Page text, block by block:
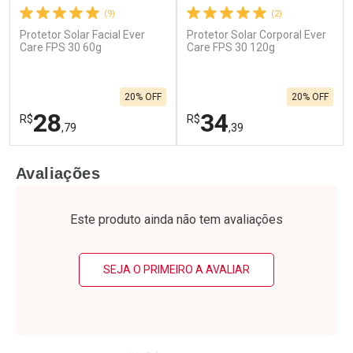
(9)
Protetor Solar Facial Ever
Care FPS 30 60g
R$28,79
20% OFF
Laboratório
Por Menos
(2)
Protetor Solar Corporal Ever
Care FPS 30 120g
R$34,39
20% OFF
Laboratório
Por Menos
Avaliações
Este produto ainda não tem avaliações
SEJA O PRIMEIRO A AVALIAR